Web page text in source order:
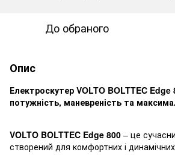
До обраного
Опис
Електроскутер VOLTO BOLTTEC Edge
потужність, маневреність та
VOLTO BOLTTEC Edge 800 – це
створений для комфортних і